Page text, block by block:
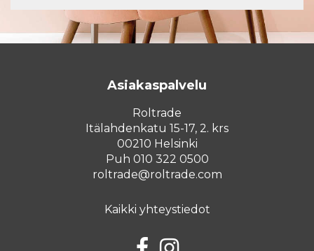
Asiakaspalvelu
Roltrade
Itälahdenkatu 15-17, 2. krs
00210 Helsinki
Puh 010 322 0500
roltrade@roltrade.com
Kaikki yhteystiedot
FacebookInstagram